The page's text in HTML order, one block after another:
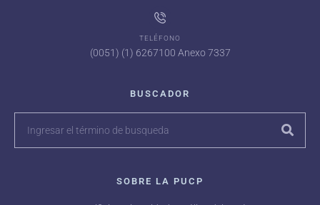
TELÉFONO
(0051) (1) 6267100 Anexo 7337
BUSCADOR
SOBRE LA PUCP